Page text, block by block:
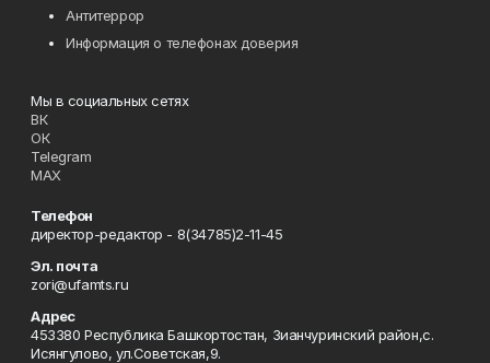
Антитеррор
Информация о телефонах доверия
Мы в социальных сетях
ВК
ОК
Telegram
MAX
Телефон
директор-редактор - 8(34785)2-11-45
Эл. почта
zori@ufamts.ru
Адрес
453380 Республика Башкортостан, Зианчуринский район,с.
Исянгулово, ул.Советская,9.